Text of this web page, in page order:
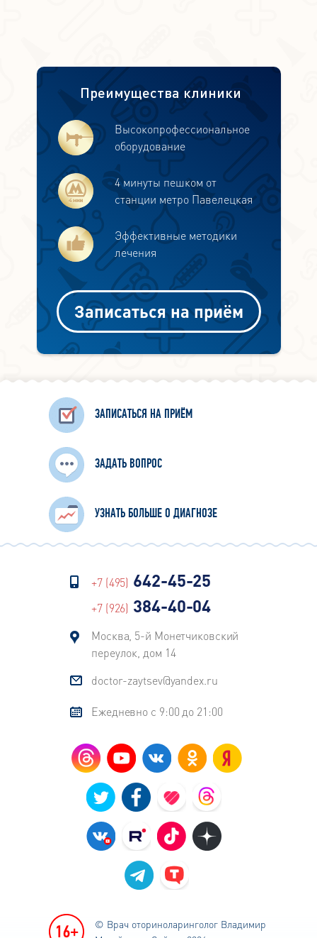
Преимущества клиники
Высокопрофессиональное
оборудование
4 минуты пешком от
станции метро Павелецкая
Эффективные методики
лечения
Записаться на приём
ЗАПИСАТЬСЯ НА ПРИЁМ
ЗАДАТЬ ВОПРОС
УЗНАТЬ БОЛЬШЕ О ДИАГНОЗЕ
+7 (495) 642-45-25
+7 (926) 384-40-04
Москва, 5-й Монетчиковский
переулок, дом 14
doctor-zaytsev@yandex.ru
Ежедневно с 9:00 до 21:00
© Врач оториноларинголог Владимир